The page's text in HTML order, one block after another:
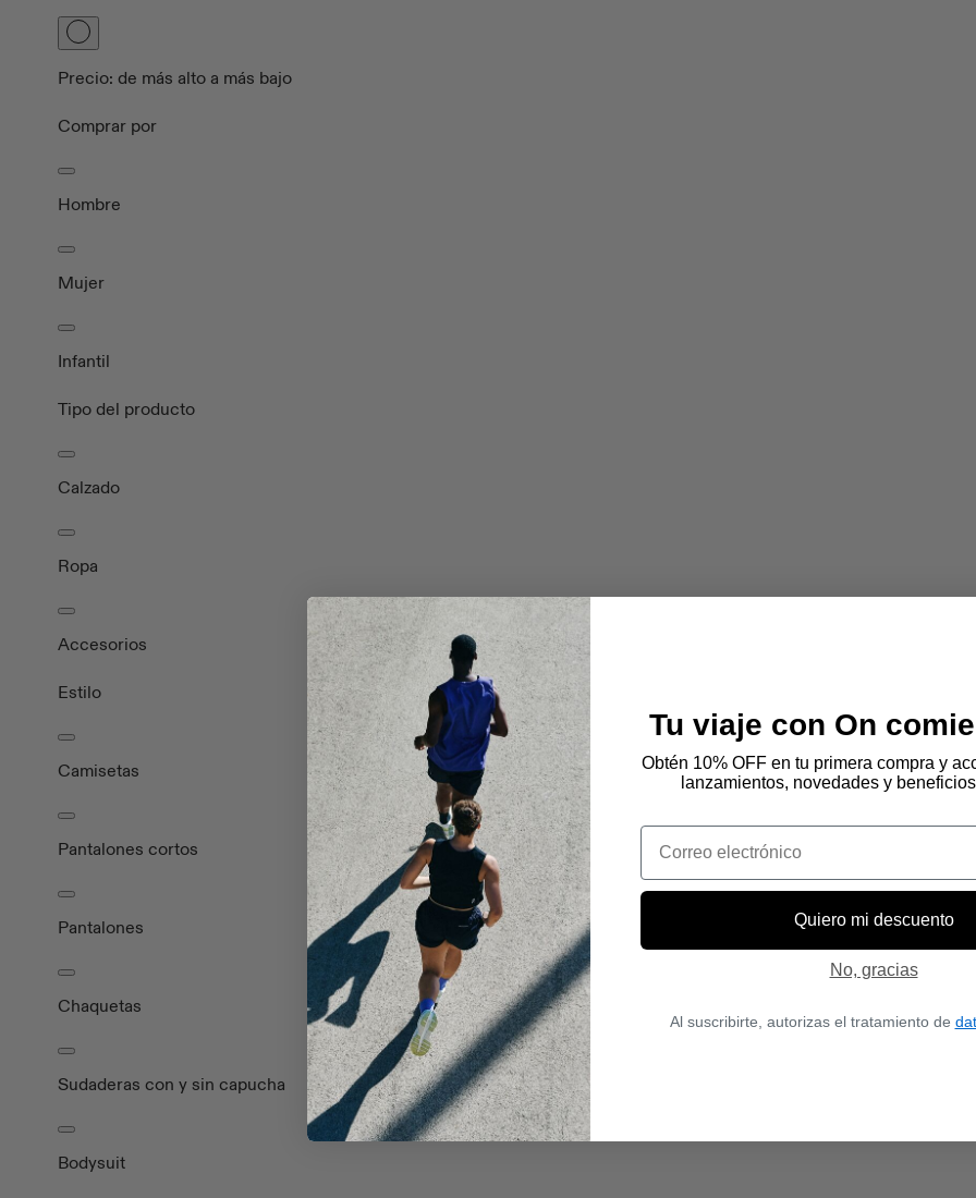
Precio: de más alto a más bajo
Comprar por
Hombre
Mujer
Infantil
Tipo del producto
Calzado
Ropa
Accesorios
Estilo
Camisetas
Pantalones cortos
Pantalones
Chaquetas
Sudaderas con y sin capucha
Bodysuit
Tu viaje con On
Obtén 10% OFF en tu primera compra y
lanzamientos, novedades y
Email
Quiero mi descuento
No, gracias
Al suscribirte, autorizas el tratamiento de